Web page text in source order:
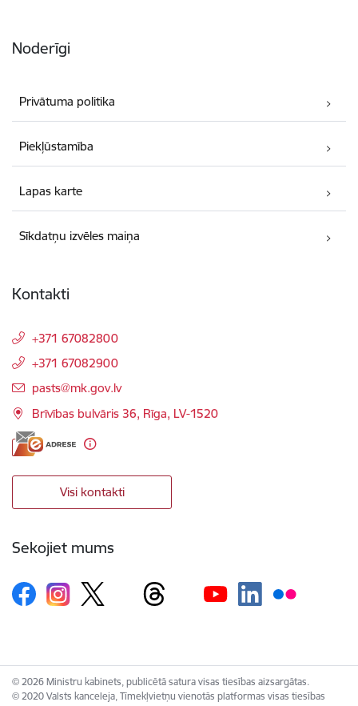
Noderīgi
Privātuma politika
Piekļūstamība
Lapas karte
Sīkdatņu izvēles maiņa
Kontakti
+371 67082800
+371 67082900
E-pasts:
pasts@mk.gov.lv
Brīvības bulvāris 36, Rīga, LV-1520
Visi kontakti
Sekojiet mums
© 2026 Ministru kabinets, publicētā satura visas tiesības aizsargātas.
© 2020 Valsts kanceleja, Tīmekļvietņu vienotās platformas visas tiesības